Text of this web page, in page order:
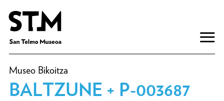
Museo Bikoitza
BALTZUNE + P-003687